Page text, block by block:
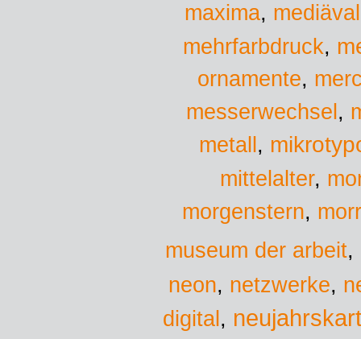
maxima,
mehrfarbdruck,
ornamente,
messerwechsel ,
metall ,
mittelalter,
morgenstern,
museum der arbeit,
neon, netzwerke,
digital ,